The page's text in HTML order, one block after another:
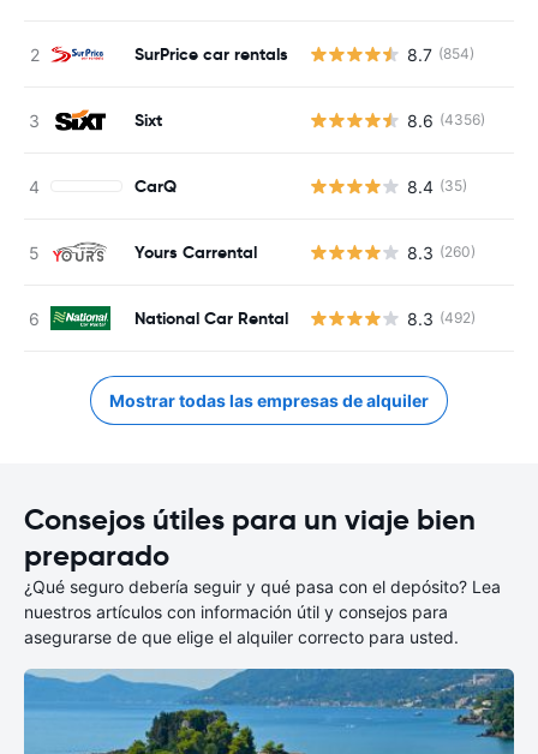
SurPrice car rentals 8.7 (854)
Sixt 8.6 (4356)
CarQ 8.4 (35)
Yours Carrental 8.3 (260)
National Car Rental 8.3 (492)
Mostrar todas las empresas de alquiler
Consejos útiles para un viaje bien
preparado
¿Qué seguro debería seguir y qué pasa con el depósito? Lea
nuestros artículos con información útil y consejos para
asegurarse de que elige el alquiler correcto para usted.